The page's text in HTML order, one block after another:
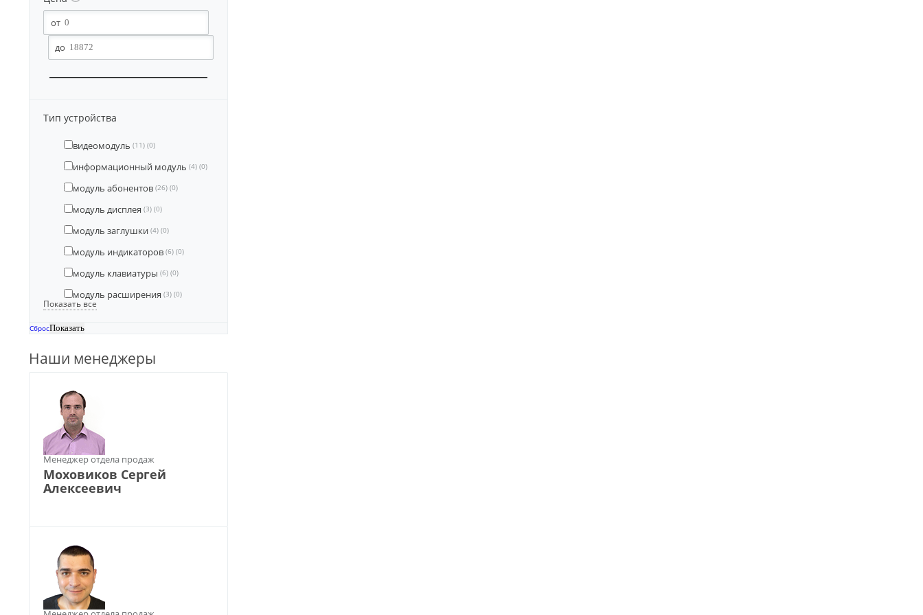
Тип устройства
видеомодуль (11) (0)
информационный модуль (4) (0)
модуль абонентов (26) (0)
модуль дисплея (3) (0)
модуль заглушки (4) (0)
модуль индикаторов (6) (0)
модуль клавиатуры (6) (0)
модуль расширения (3) (0)
Показать все
Сброс
Наши менеджеры
Менеджер отдела продаж
Моховиков Сергей
Алексеевич